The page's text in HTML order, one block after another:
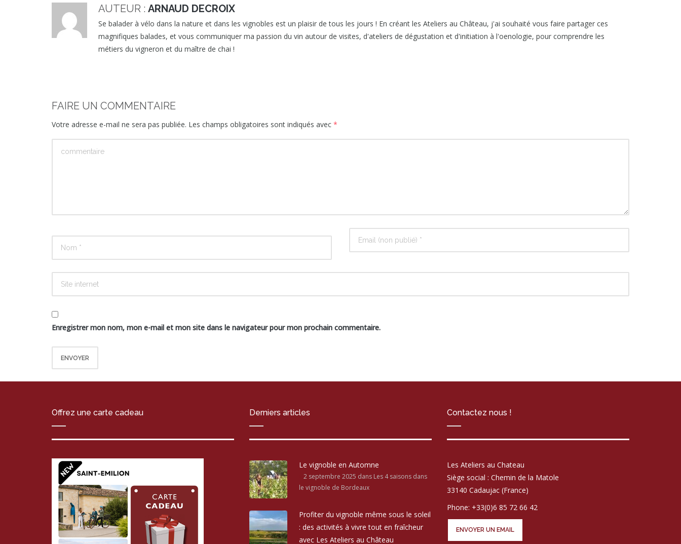
AUTEUR : ARNAUD DECROIX
Se balader à vélo dans la nature et dans les vignobles est un plaisir de tous les jours ! En créant les Ateliers au Château, j'ai souhaité vous faire partager ces
magnifiques balades, et vous communiquer ma passion du vin autour de visites, d'ateliers de dégustation et d'initiation à l'oenologie, pour comprendre les
métiers du vigneron et du maître de chai !
FAIRE UN COMMENTAIRE
Votre adresse e-mail ne sera pas publiée. Les champs obligatoires sont indiqués avec *
Enregistrer mon nom, mon e-mail et mon site dans le navigateur pour mon prochain commentaire.
Offrez une carte cadeau Derniers articles
Le vignoble en Automne
2 septembre 2025 dans Les 4 saisons dans
le vignoble de Bordeaux
Profiter du vignoble même sous le soleil
: des activités à vivre tout en fraîcheur
avec Les Ateliers au Château
Contactez nous !
Les Ateliers au Chateau
Siège social : Chemin de la Matole
33140 Cadaujac (France)
Phone: +33(0)6 85 72 66 42
ENVOYER UN EMAIL